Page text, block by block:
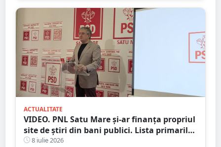
ACTUALITATE
VIDEO. PNL Satu Mare și-ar finanța propriul
site de știri din bani publici. Lista primarilor
liberali care au ”decartat”
8 iulie 2026